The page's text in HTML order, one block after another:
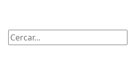
Cercar: